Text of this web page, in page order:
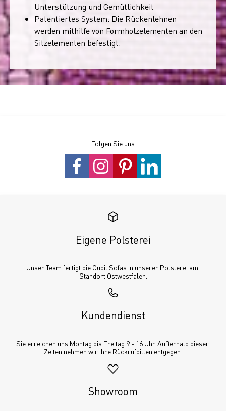
Unterstützung und Gemütlichkeit
Patentiertes System: Die Rückenlehnen
werden mithilfe von Formholzelementen an den
Sitzelementen befestigt.
Folgen Sie uns
Eigene Polsterei
Unser Team fertigt die Cubit Sofas in unserer Polsterei am
Standort Ostwestfalen.
Kundendienst
Sie erreichen uns Montag bis Freitag 9 - 16 Uhr. Außerhalb dieser
Zeiten nehmen wir Ihre Rückrufbitten entgegen.
Showroom